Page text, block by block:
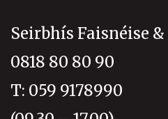
Seirbhís Faisnéise
0818 80 80 90
T: 059 9178990